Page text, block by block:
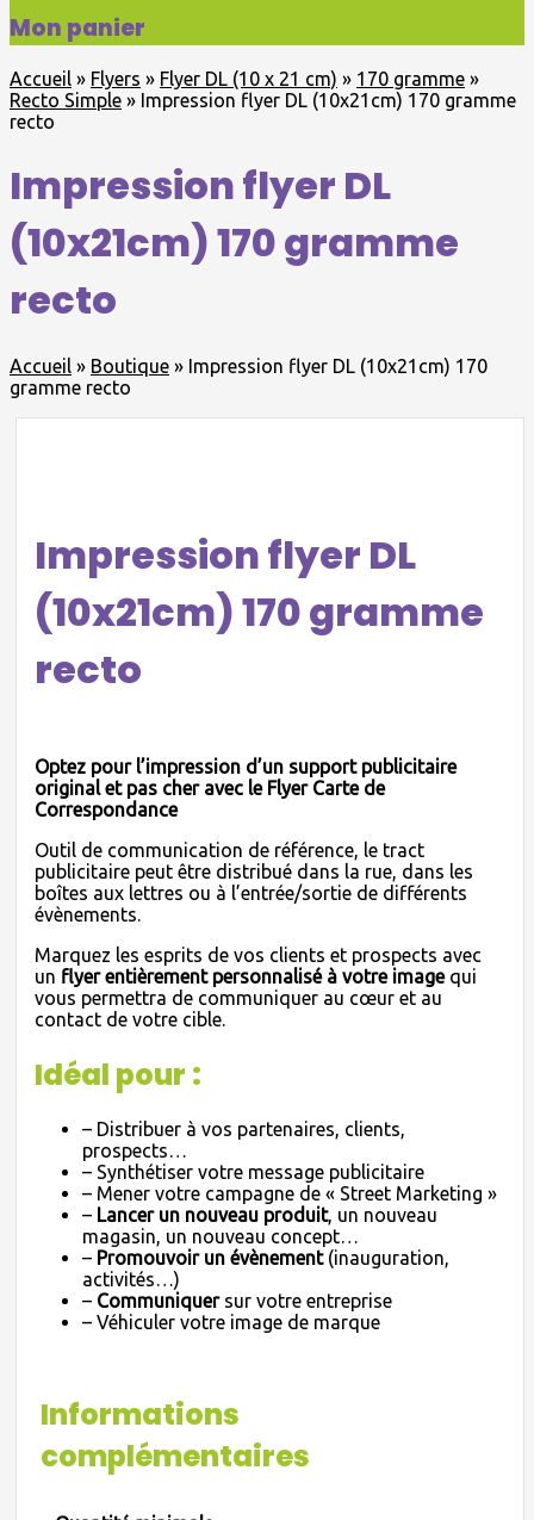
Mon panier
Accueil » Flyers » Flyer DL (10 x 21 cm) » 170 gramme »
Recto Simple » Impression flyer DL (10x21cm) 170 gramme
recto
Impression flyer DL
(10x21cm) 170 gramme
recto
Accueil » Boutique » Impression flyer DL (10x21cm) 170
gramme recto
Impression flyer DL
(10x21cm) 170 gramme
recto
Optez pour l’impression d’un support publicitaire
original et pas cher avec le Flyer Carte de
Correspondance
Outil de communication de référence, le tract
publicitaire peut être distribué dans la rue, dans les
boîtes aux lettres ou à l’entrée/sortie de différents
évènements.
Marquez les esprits de vos clients et prospects avec
un flyer entièrement personnalisé à votre imagequi
vous permettra de communiquer au cœur et au
contact de votre cible.
Idéal pour :
– Distribuer à vos partenaires, clients,
prospects…
– Synthétiser votre message publicitaire
– Mener votre campagne de « Street Marketing »
– Lancer un nouveau produit, un nouveau
magasin, un nouveau concept…
– Promouvoir un évènement(inauguration,
activités…)
– Communiquersur votre entreprise
– Véhiculer votre image de marque
Informations
complémentaires